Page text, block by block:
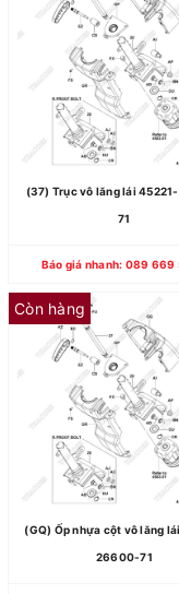
(37) Trục vô lăng lái
71
Báo giá nhanh: 089 669
Còn hàng
(GQ) Ốp nhựa cột vô lăng
26600-71